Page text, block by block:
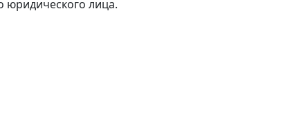
юридического лица.